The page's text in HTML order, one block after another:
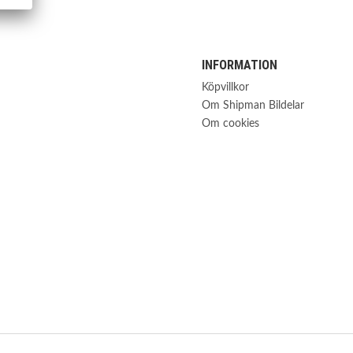
INFORMATION
Köpvillkor
Om Shipman Bildelar
Om cookies